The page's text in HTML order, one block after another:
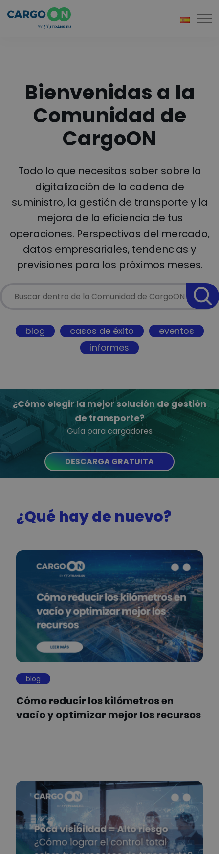
Bienvenidas a la
Comunidad de
CargoON
Todo lo que necesitas saber sobre la
digitalización de la cadena de
suministro, la gestión de transporte y la
mejora de la eficiencia de tus
operaciones. Perspectivas del mercado,
datos empresariales, tendencias y
previsiones para los próximos meses.
blog casos de éxito
eventos
informes
¿Cómo elegir la mejor solución de gestión
de transporte?
Guía para cargadores
DESCARGA GRATUITA
¿Qué hay de nuevo?
blog
Cómo reducir los kilómetros en
vacío y optimizar mejor los recursos